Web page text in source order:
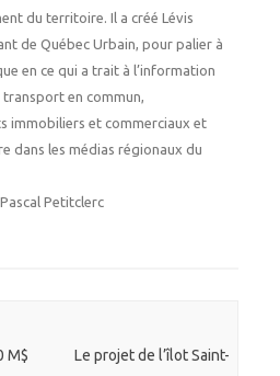
du territoire. Il a créé Lévis
de Québec Urbain, pour palier à
en ce qui a trait à l’information
transport en commun,
immobiliers et commerciaux et
dans les médias régionaux du
Petitclerc
M$
Le projet de l’îlot Saint-